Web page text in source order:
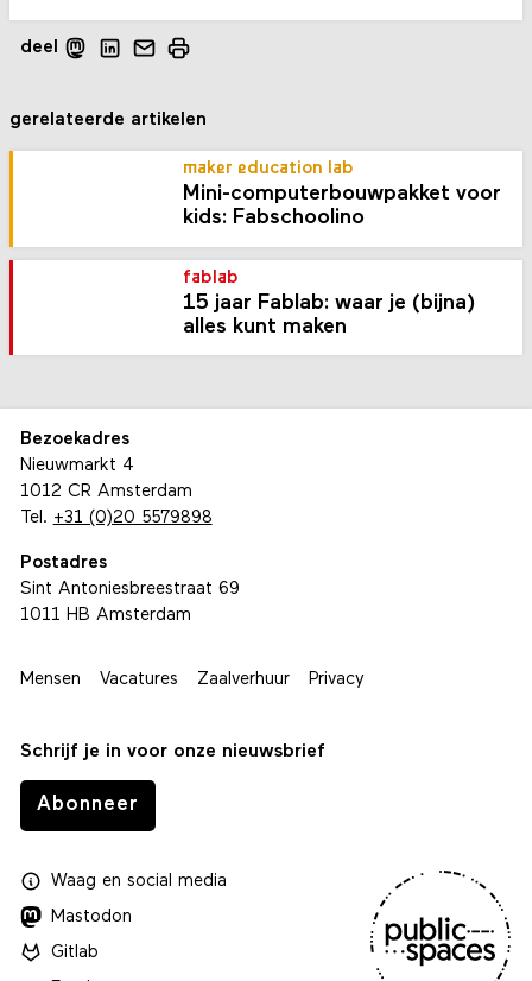
deel
gerelateerde artikelen
maker education lab
Mini-computer­bouw­pakket voor
kids: Fabschoolino
fablab
15 jaar Fablab: waar je (bijna)
alles kunt maken
Bezoekadres
Nieuwmarkt 4
1012 CR Amsterdam
Tel. +31 (0)20 5579898
Postadres
Sint Antoniesbreestraat 69
1011 HB Amsterdam
Mensen Vacatures Zaalverhuur Privacy
Schrijf je in voor onze nieuwsbrief
Abonneer
Waagen social media
Mastodon
Gitlab